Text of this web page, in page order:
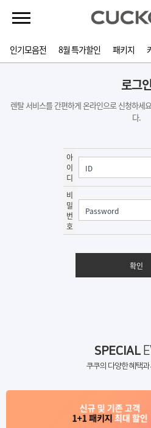
인기모음전 8월 특가할인 패키지
로그
렌탈 서비스를 간편하게 온라인으로 신청하세
다.
아
이
디
비
밀
번
호
확인
SPECIAL
쿠쿠의 다양한 혜택과